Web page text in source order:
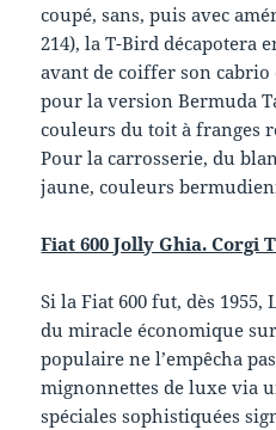
coupé, sans, puis avec
214), la T-Bird décapotera
avant de coiffer son cabrio
pour la version Bermuda
couleurs du toit à franges
Pour la carrosserie, du
jaune, couleurs
Fiat 600 Jolly Ghia. Corgi
Si la Fiat 600 fut, dès
du miracle économique
populaire ne l’empêcha
mignonnettes de luxe via
spéciales sophistiquées